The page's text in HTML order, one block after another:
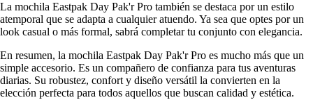
La mochila Eastpak Day Pak'r Pro también se destaca por un estilo
atemporal que se adapta a cualquier atuendo. Ya sea que optes por un
look casual o más formal, sabrá completar tu conjunto con elegancia.
En resumen, la mochila Eastpak Day Pak'r Pro es mucho más que un
simple accesorio. Es un compañero de confianza para tus aventuras
diarias. Su robustez, confort y diseño versátil la convierten en la
elección perfecta para todos aquellos que buscan calidad y estética.